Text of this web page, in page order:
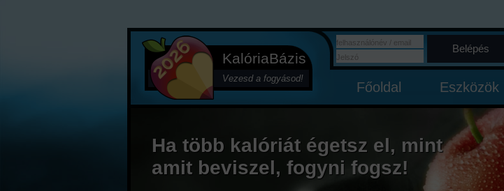
KalóriaBázis
Vezesd a fogyásod!
Belépés
Főoldal Eszközök
Ha több kalóriát égetsz el, mint
amit beviszel, fogyni fogsz!